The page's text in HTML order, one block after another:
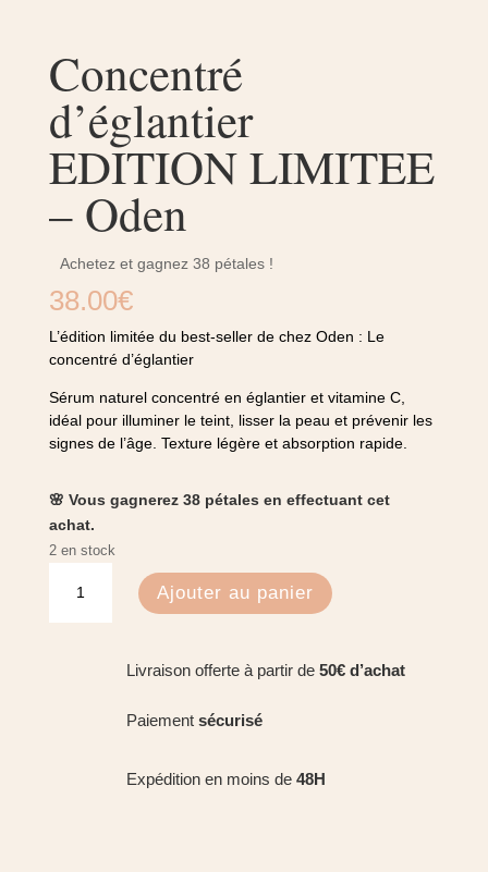
Concentré
d’églantier
EDITION LIMITEE
– Oden
Achetez et gagnez 38 pétales !
38.00€
L’édition limitée du best-seller de chez Oden : Le
concentré d’églantier
Sérum naturel concentré en églantier et vitamine C,
idéal pour illuminer le teint, lisser la peau et prévenir les
signes de l’âge. Texture légère et absorption rapide.
🌸 Vous gagnerez 38 pétales en effectuant cet
achat.
2 en stock
Concentré
Ajouter au panier
Livraison offerte à partir de 50€ d’achat
Paiement sécurisé
Expédition en moins de 48H